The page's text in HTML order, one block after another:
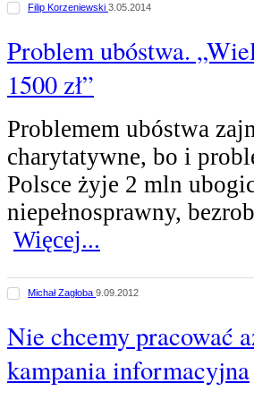
Filip Korzeniewski 3.05.2014
Problem ubóstwa.
1500 zł”
Problemem ubóstwa
charytatywne, bo i
Polsce żyje 2 mln
niepełnosprawny,
Więcej...
Michał Zagłoba 9.09.2012
Nie chcemy pracować
kampania informacyjna